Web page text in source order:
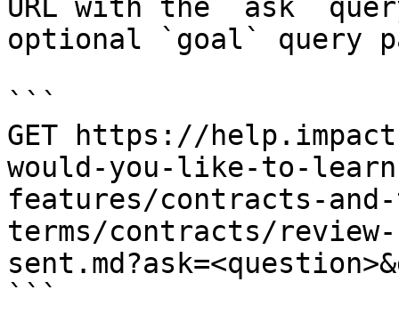
URL with the `ask`
optional `goal` query
```
GET https://
would-you-like-to-
features/contracts-
terms/contracts/
```